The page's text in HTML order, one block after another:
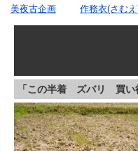
美夜古企画 作務衣(さむ
「この半着 ズバリ 買い